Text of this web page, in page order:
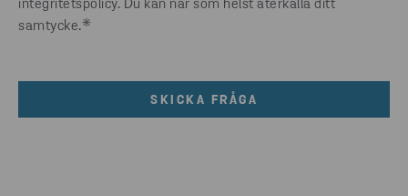
integritetspolicy. Du kan när som helst återkalla ditt
samtycke.*